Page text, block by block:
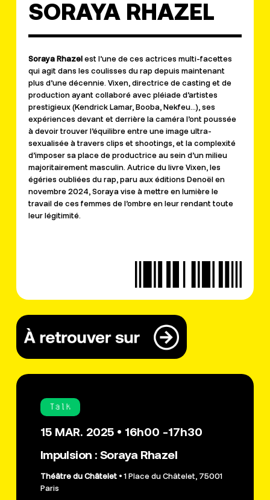
SORAYA RHAZEL
Soraya Rhazel est l’une de ces actrices multi-facettes
qui agit dans les coulisses du rap depuis maintenant
plus d’une décennie. Vixen, directrice de casting et de
production ayant collaboré avec pléiade d’artistes
prestigieux (KendrickLamar, Booba, Nekfeu…), ses
expériences devant et derrière la caméra l’ont poussée
à devoir trouver l’équilibre entre une image ultra-
sexualisée à travers clips et shootings, et la complexité
d’imposer sa place de productrice au sein d’un milieu
majoritairement masculin. Autrice du livre Vixen, les
égéries oubliées du rap, paru aux éditions Denoël en
novembre 2024, Soraya vise à mettre en lumière le
travail de ces femmes de l’ombre en leur rendant toute
leur légitimité.
Talk
15 MAR. 2025 • 16h00 -17h30
Impulsion : Soraya Rhazel
Théâtre du Châtelet • 1 Place du Châtelet, 75001
Paris